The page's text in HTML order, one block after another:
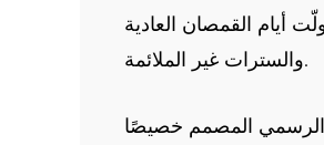
أيام القمصان العادية
والسترات غير الملائمة.
المصمم خصيصًا